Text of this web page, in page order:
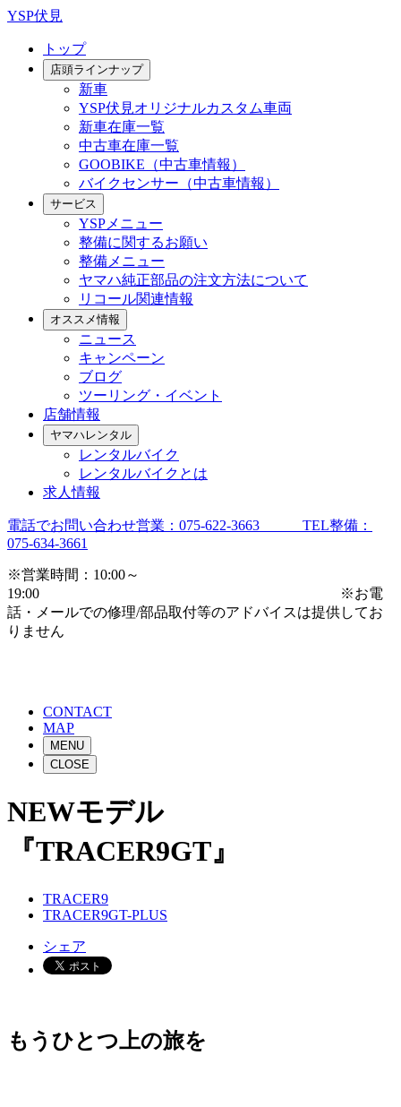
YSP伏見
トップ
店頭ラインナップ
新車
YSP伏見オリジナルカスタム車両
新車在庫一覧
中古車在庫一覧
GOOBIKE（中古車情報）
バイクセンサー（中古車情報）
サービス
YSPメニュー
整備に関するお願い
整備メニュー
ヤマハ純正部品の注文方法について
リコール関連情報
オススメ情報
ニュース
キャンペーン
ブログ
ツーリング・イベント
店舗情報
ヤマハレンタル
レンタルバイク
レンタルバイクとは
求人情報
電話でお問い合わせ営業：075-622-3663 TEL整備：
075-634-3661
※営業時間：10:00～
19:00 ※お電
話・メールでの修理/部品取付等のアドバイスは提供してお
りません
CONTACT
MAP
MENU
CLOSE
NEWモデル
『TRACER9GT』
TRACER9
TRACER9GT-PLUS
シェア
もうひとつ上の旅を